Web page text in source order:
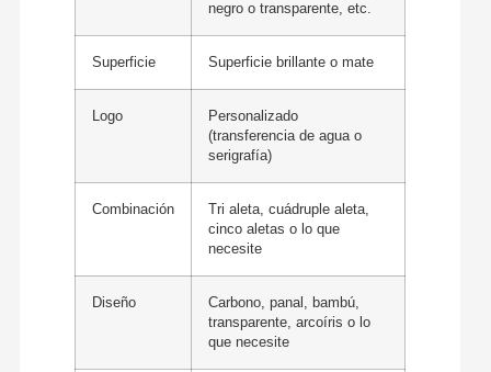
negro o transparente, etc.
Superficie Superficie brillante o mate
Logo
Personalizado
(transferencia de agua o
serigrafía)
Combinación
Tri aleta, cuádruple aleta,
cinco aletas o lo que
necesite
Diseño
Carbono, panal, bambú,
transparente, arcoíris o lo
que necesite